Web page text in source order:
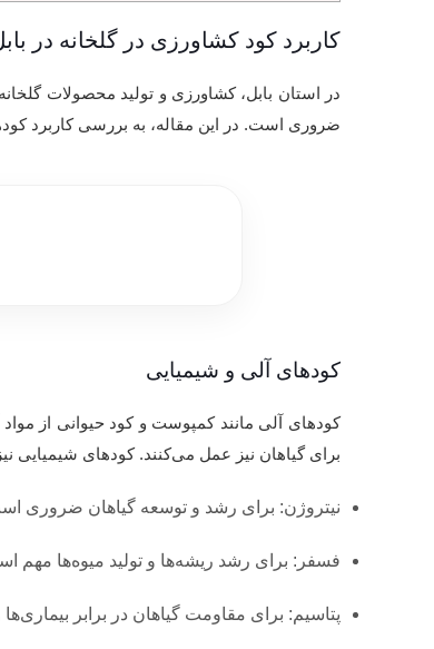
کاربرد کود کشاورزی در گلخانه در
در استان بابل، کشاورزی و تولید محصولات
ضروری است. در این مقاله، به بررسی کاربرد
کودهای آلی و شیمیایی
کودهای آلی مانند کمپوست و کود حیوانی از مواد
برای گیاهان نیز عمل می‌کنند. کودهای شیمیایی
نیتروژن: برای رشد و توسعه گیاهان ضروری
فسفر: برای رشد ریشه‌ها و تولید میوه‌ها مهم
پتاسیم: برای مقاومت گیاهان در برابر